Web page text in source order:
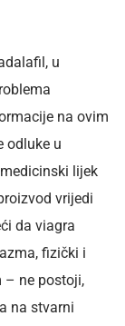
u
na ovim
odluke u
lijek
vrijedi
da viagra
fizički i
– ne postoji,
na stvarni